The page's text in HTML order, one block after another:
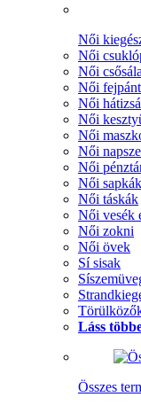
Női
Női
Női
Női
Női
Női
Női
Női
Női
Női
Női táskák
Női vesék
Női zokni
Női övek
Sí sisak
Láss
Összes